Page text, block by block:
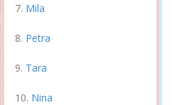
Mila
Petra
Tara
Nina